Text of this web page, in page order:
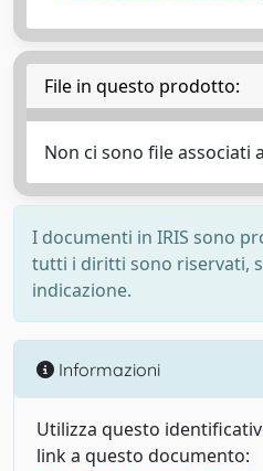
File in questo prodotto:
Non ci sono file associati
I documenti in IRIS sono
tutti i diritti sono riservati,
indicazione.
Informazioni
Utilizza questo
link a questo documento: